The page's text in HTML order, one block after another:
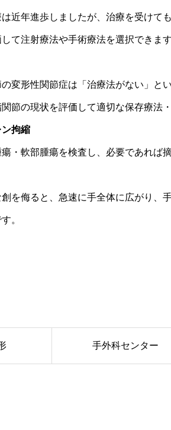
近年進歩しましたが、治療を受けて
て注射療法や手術療法を選択できます
変形性関節症は「治療法がない」
節の現状を評価して適切な保存療法
拘縮
・軟部腫瘍を検査し、必要であれば
を侮ると、急速に手全体に広がり、
。
手外科センター